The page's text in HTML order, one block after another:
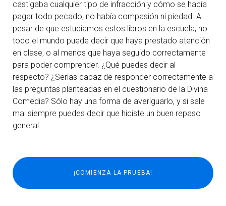
castigaba cualquier tipo de infracción y cómo se hacía
pagar todo pecado, no había compasión ni piedad. A
pesar de que estudiamos estos libros en la escuela, no
todo el mundo puede decir que haya prestado atención
en clase, o al menos que haya seguido correctamente
para poder comprender. ¿Qué puedes decir al
respecto? ¿Serías capaz de responder correctamente a
las preguntas planteadas en el cuestionario de la Divina
Comedia? Sólo hay una forma de averiguarlo, y si sale
mal siempre puedes decir que hiciste un buen repaso
general.